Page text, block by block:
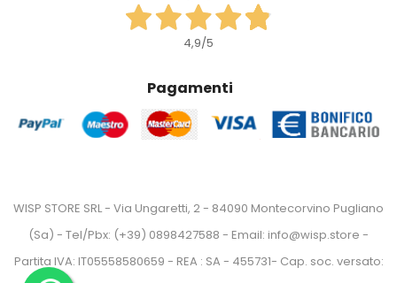
4,9/5
Pagamenti
WISP STORE SRL - Via Ungaretti, 2 - 84090 Montecorvino Pugliano
(Sa) - Tel/Pbx: (+39) 0898427588 - Email: info@wisp.store -
Partita IVA: IT05558580659 - REA : SA - 455731- Cap. soc. versato: